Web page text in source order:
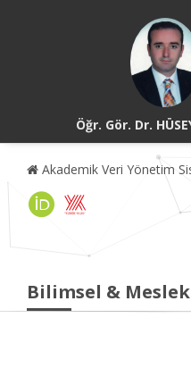
Öğr. Gör. Dr.
Akademik Veri Yönetim
Bilimsel &